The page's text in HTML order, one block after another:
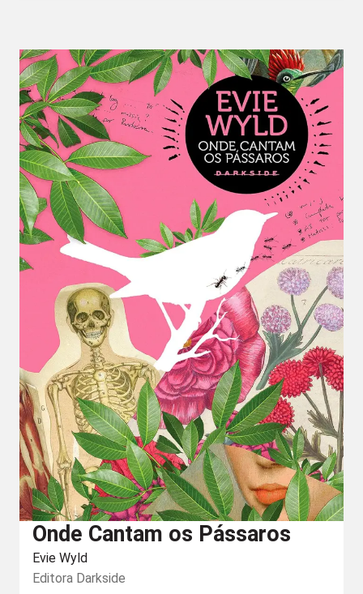
Onde Cantam os Pássaros
Evie Wyld
Editora Darkside